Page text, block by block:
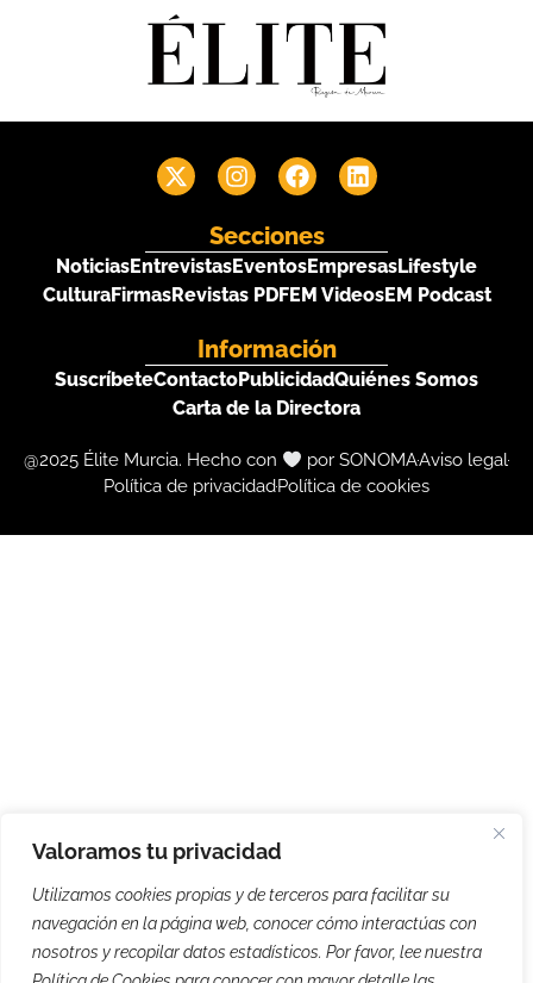
Valoramos tu privacidad
Utilizamos cookies propias y de terceros para facilitar su
navegación en la página web, conocer cómo interactúas con
nosotros y recopilar datos estadísticos. Por favor, lee nuestra
Secciones
NoticiasEntrevistasEventosEmpresasLifestyle
CulturaFirmasRevistas PDFEM VideosEM Podcast
Información
SuscríbeteContactoPublicidadQuiénes Somos
Carta de la Directora
@2025 Élite Murcia. Hecho con por SONOMAAviso legal
Política de privacidadPolítica de cookies